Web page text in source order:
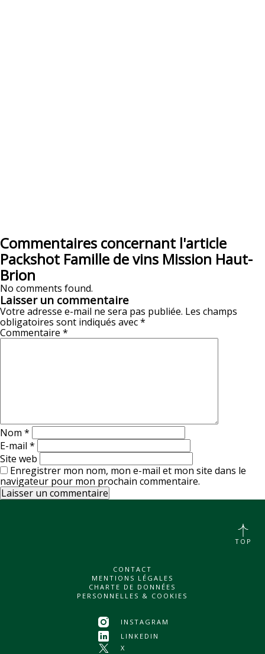
Commentaires concernant l'article
Packshot Famille de vins Mission Haut-
Brion
No comments found.
Laisser un commentaire
Votre adresse e-mail ne sera pas publiée. Les champs
obligatoires sont indiqués avec*
Commentaire *
Nom *
E-mail *
Site web
Enregistrer mon nom, mon e-mail et mon site dans le
navigateur pour mon prochain commentaire.
CONTACT
MENTIONS LÉGALES
CHARTE DE DONNÉES
PERSONNELLES & COOKIES
INSTAGRAM
LINKEDIN
X
TOP